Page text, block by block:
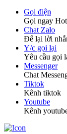
Gọi điện
Gọi ngay
Chat Zalo
Để lại lời
Y/c gọi lại
Yêu cầu gọi
Messenger
Chat
Tiktok
Kênh tiktok
Youtube
Kênh